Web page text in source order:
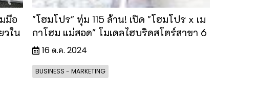
มือ
วใน
"โฮมโปร" ทุ่ม 115 ล้าน! เปิด "โฮมโปร x เม
กาโฮม แม่สอด" โมเดลไฮบริดสโตร์สาขา 6
16 ต.ค. 2024
BUSINESS - MARKETING